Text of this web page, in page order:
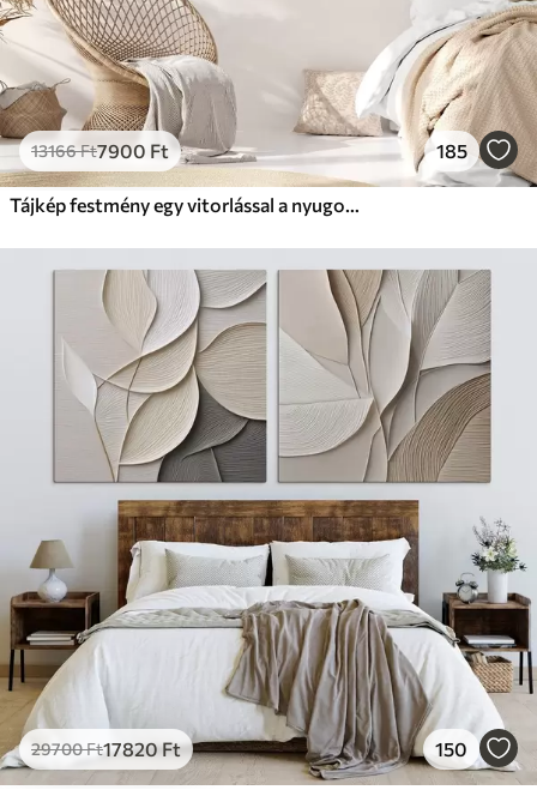
13166Ft7900 Ft 185
Tájkép festmény egy vitorlással a nyugodt tengeren, narancssárga és sárga égbolt, távoli hegyek
29700Ft17820Ft 150